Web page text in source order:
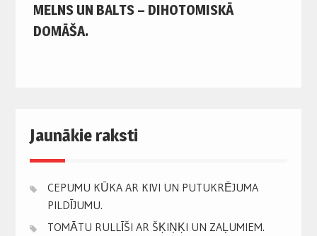
MELNS UN BALTS – DIHOTOMISKĀ
DOMĀŠA.
Jaunākie raksti
CEPUMU KŪKA AR KIVI UN PUTUKRĒJUMA
PILDĪJUMU.
TOMĀTU RULLĪŠI AR ŠĶIŅĶI UN ZAĻUMIEM.